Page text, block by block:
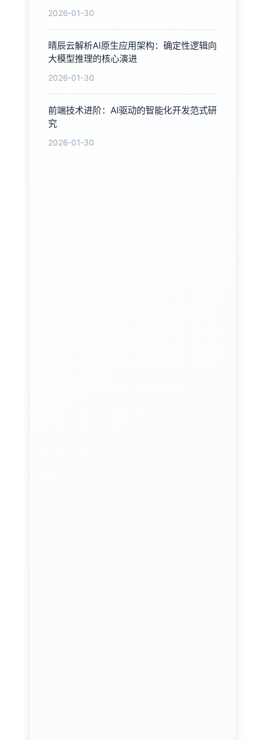
2026-01-30
晴辰云解析AI原生应用架构：确定性逻辑向
大模型推理的核心演进
2026-01-30
前端技术进阶：AI驱动的智能化开发范式研
究
2026-01-30